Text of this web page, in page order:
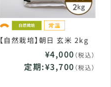
【自然栽培】朝日 玄米 2kg
¥4,000 （税込）
定期:¥3,700 （税込）